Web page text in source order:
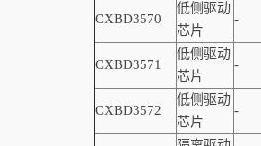
CXBD3570
低侧驱动
芯片
-
CXBD3571
低侧驱动
芯片
-
CXBD3572
低侧驱动
芯片
-